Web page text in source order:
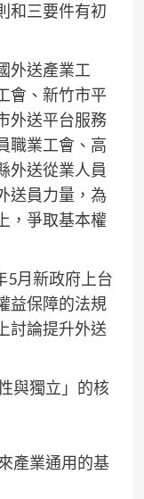
和三要件有初
外送產業工
會、新竹市平
外送平台服務
職業工會、高
外送從業人員
送員力量，為
，爭取基本權
5月新政府上台
益保障的法規
討論提升外送
與獨立」的核
產業通用的基